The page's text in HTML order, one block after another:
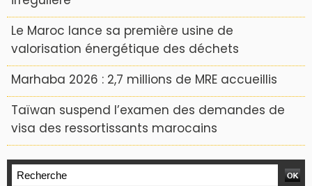
Le Maroc lance sa première usine de
valorisation énergétique des déchets
Marhaba 2026 : 2,7 millions de MRE accueillis
Taïwan suspend l’examen des demandes de
visa des ressortissants marocains